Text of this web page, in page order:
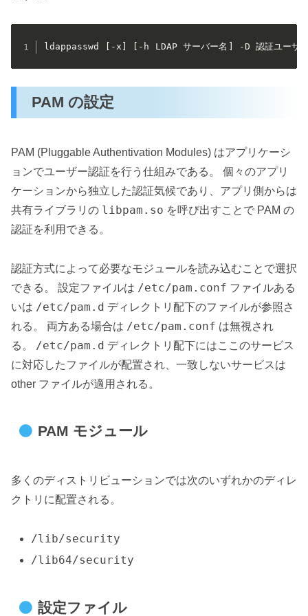
ldappasswd [-x] [-h LDAP サーバー名] -D 認証ユーザー
PAM の設定
PAM (Pluggable Authentivation Modules) はアプリケーシ
ョンでユーザー認証を行う仕組みである。 個々のアプリ
ケーションから独立した認証気候であり、アプリ側からは
共有ライブラリの libpam.so を呼び出すことで PAM の
認証を利用できる。
認証方式によって必要なモジュールを読み込むことで選択
できる。 設定ファイルは /etc/pam.conf ファイルある
いは /etc/pam.d ディレクトリ配下のファイルが参照さ
れる。 両方ある場合は /etc/pam.conf は無視され
る。 /etc/pam.d ディレクトリ配下にはここのサービス
に対応したファイルが配置され、一致しないサービスは
other ファイルが適用される。
PAM モジュール
多くのディストリビューションでは次のいずれかのディレ
クトリに配置される。
/lib/security
/lib64/security
設定ファイル